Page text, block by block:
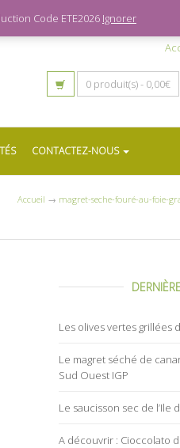
0 produit(s) - 0,00€
CONTACTEZ-NOUS
Accueil → magret-seche-fouré-au-foie-
Les olives vertes grillées
Le magret séché de
Sud Ouest IGP
Le saucisson sec de l’Ile
A découvrir : Cioccolato
Code ETE2026 Ignorer